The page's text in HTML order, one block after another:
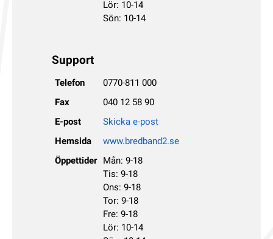
Lör: 10-14
Sön: 10-14
Support
Telefon 0770-811 000
Fax 040 12 58 90
E-post Skicka e-post
Hemsida www.bredband2.se
Öppettider
Mån: 9-18
Tis: 9-18
Ons: 9-18
Tor: 9-18
Fre: 9-18
Lör: 10-14